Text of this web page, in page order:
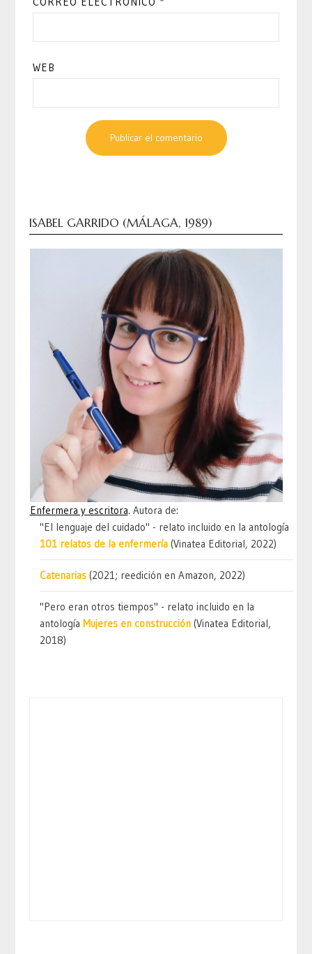
WEB
ISABEL GARRIDO (MÁLAGA, 1989)
Enfermera y escritora. Autora de:
"El lenguaje del cuidado" - relato incluido en la antología
101 relatos de la enfermería (Vinatea Editorial, 2022)
Catenarias (2021; reedición en Amazon, 2022)
"Pero eran otros tiempos" - relato incluido en la
antologíaMujeres en construcción (Vinatea Editorial,
2018)